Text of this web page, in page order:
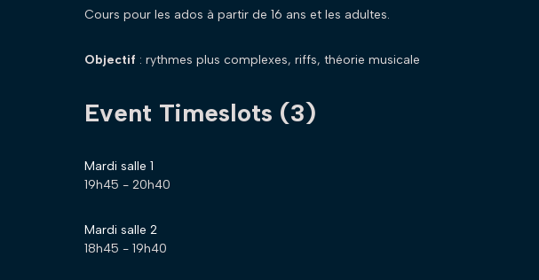
Cours pour les ados à partir de 16 ans et les adultes.
Objectif : rythmes plus complexes, riffs, théorie musicale
Event Timeslots (3)
Mardi salle 1
19h45 - 20h40
Mardi salle 2
18h45 - 19h40